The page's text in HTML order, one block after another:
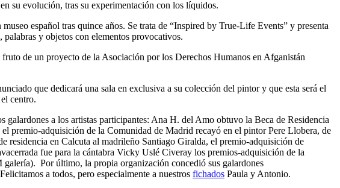
su evolución, tras su experimentación con los líquidos.
español tras quince años. Se trata de “Inspired by True-Life Events” y presenta
y objetos con elementos provocativos.
fruto de un proyecto de la Asociación por los Derechos Humanos en Afganistán
que dedicará una sala en exclusiva a su colección del pintor y que esta será el
centro.
galardones a los artistas participantes: Ana H. del Amo obtuvo la Beca de Residencia
premio-adquisición de la Comunidad de Madrid recayó en el pintor Pere Llobera, de
residencia en Calcuta al madrileño Santiago Giralda, el premio-adquisición de
fue para la cántabra Vicky Uslé Civeray los premios-adquisición de la
Por último, la propia organización concedió sus galardones
a todos, pero especialmente a nuestros fichados Paula y Antonio.